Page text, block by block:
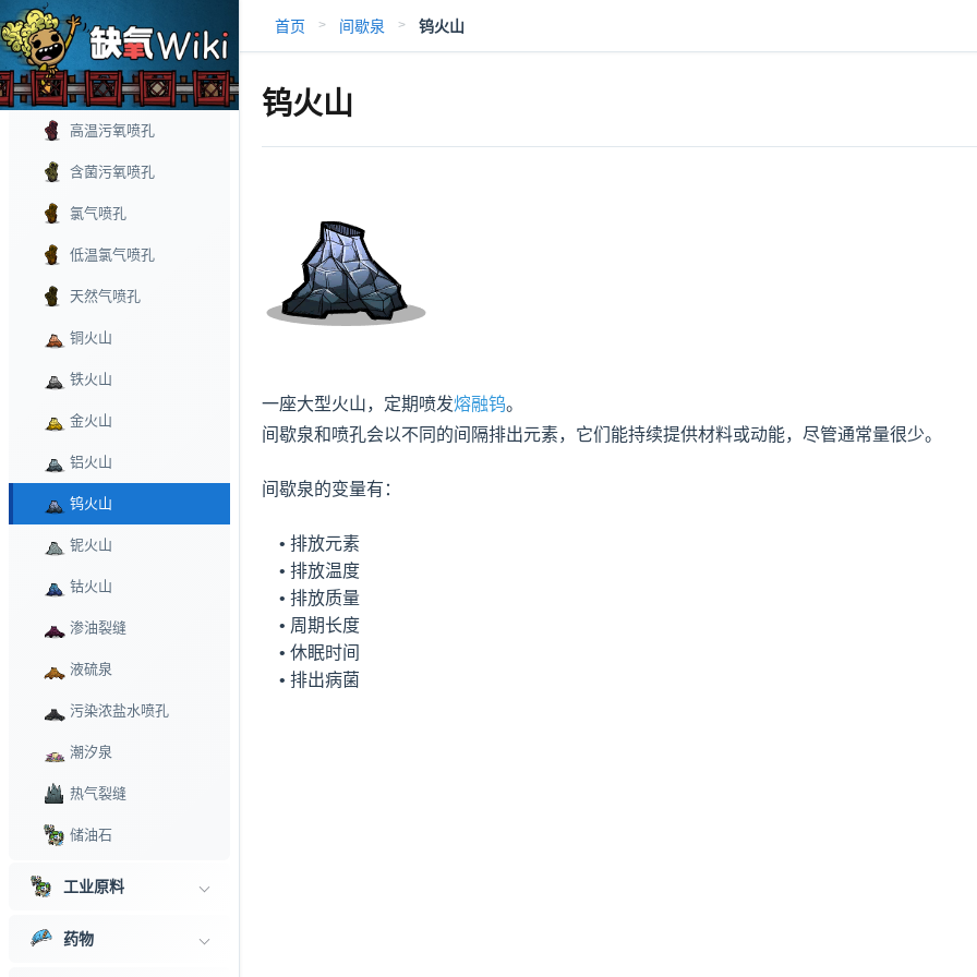
首页 > 间歇泉 > 钨火山
二氧化碳喷孔
氢气喷孔
高温污氧喷孔
含菌污氧喷孔
氯气喷孔
低温氯气喷孔
天然气喷孔
铜火山
铁火山
金火山
铝火山
钨火山
铌火山
钴火山
渗油裂缝
液硫泉
污染浓盐水喷孔
潮汐泉
热气裂缝
储油石
工业原料
药物
钨火山
一座大型火山，定期喷发熔融钨。
间歇泉和喷孔会以不同的间隔排出元素，它们能持续提供材料或动能，尽管通常量很少。
间歇泉的变量有：
    • 排出病菌